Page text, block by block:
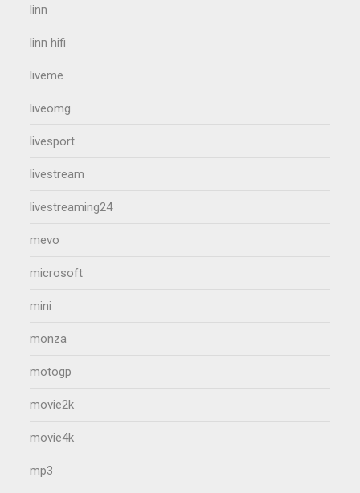
linn
linn hifi
liveme
liveomg
livesport
livestream
livestreaming24
mevo
microsoft
mini
monza
motogp
movie2k
movie4k
mp3